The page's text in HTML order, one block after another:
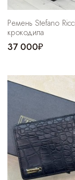
Ремень Stefano
крокодила
37 000₽